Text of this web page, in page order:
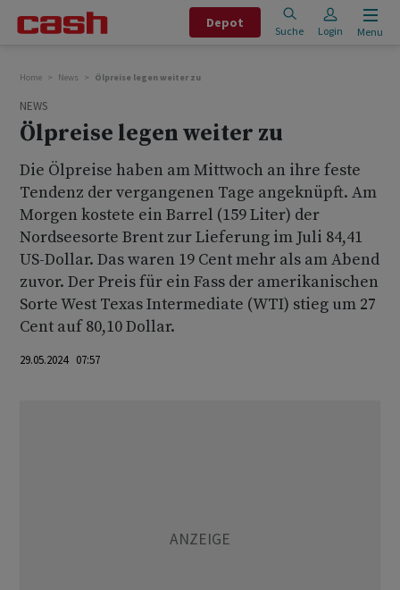
Depot
Suche Login Menu
Home News Ölpreise legen weiter zu
NEWS
Ölpreise legen weiter zu
Die Ölpreise haben am Mittwoch an ihre feste
Tendenz der vergangenen Tage angeknüpft. Am
Morgen kostete ein Barrel (159 Liter) der
Nordseesorte Brent zur Lieferung im Juli 84,41
US-Dollar. Das waren 19 Cent mehr als am Abend
zuvor. Der Preis für ein Fass der amerikanischen
Sorte West Texas Intermediate (WTI) stieg um 27
Cent auf 80,10 Dollar.
29.05.2024 07:57